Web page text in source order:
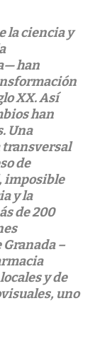
la ciencia y
han
XX. Así
han
Una
transversal
de
imposible
y la
de 200
–
y de
uno